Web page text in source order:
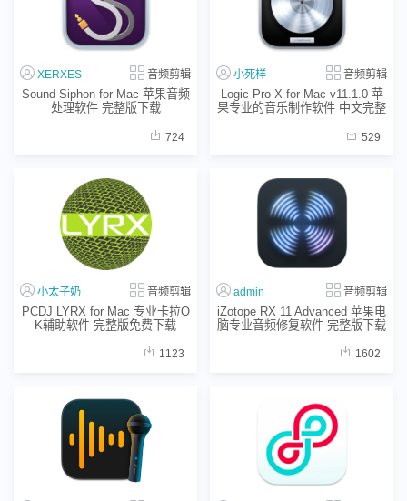
XERXES 音频剪辑
Sound Siphon for Mac 苹果音频
处理软件 完整版下载
724
小死样 音频剪辑
Logic Pro X for Mac v11.1.0 苹
果专业的音乐制作软件 中文完整
529
小太子奶 音频剪辑
PCDJ LYRX for Mac 专业卡拉O
K辅助软件 完整版免费下载
1123
admin 音频剪辑
iZotope RX 11 Advanced 苹果电
脑专业音频修复软件 完整版下载
1602